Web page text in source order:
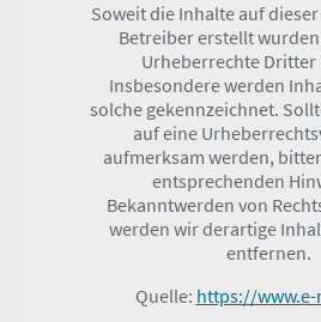
Soweit die Inhalte auf
Betreiber erstellt
Urheberrechte Dritter
Insbesondere werden
solche gekennzeichnet.
auf eine
aufmerksam werden,
entsprechenden
Bekanntwerden von
werden wir derartige
entfernen.
Quelle: https://www.e-